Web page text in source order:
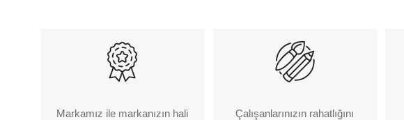
Markamız ile markanızın hali
Çalışanlarınızın rahatlığını